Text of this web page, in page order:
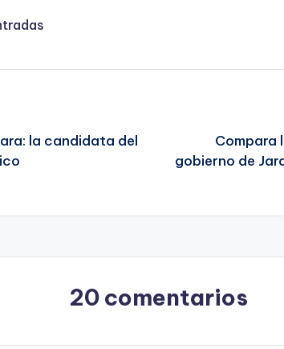
la candidata del
Compara
gobierno de
20 comentarios